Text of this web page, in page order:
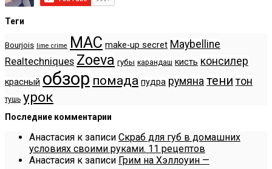
Теги
Bourjois lime crime MAC make-up secret Maybelline
Realtechniques Zoeva губы карандаш кисть консилер
красный обзор помада пудра румяна тени тон
тушь урок
Последние комментарии
Анастасия к записи Скраб для губ в домашних
условиях своими руками. 11 рецептов
Анастасия к записи Грим на Хэллоуин —